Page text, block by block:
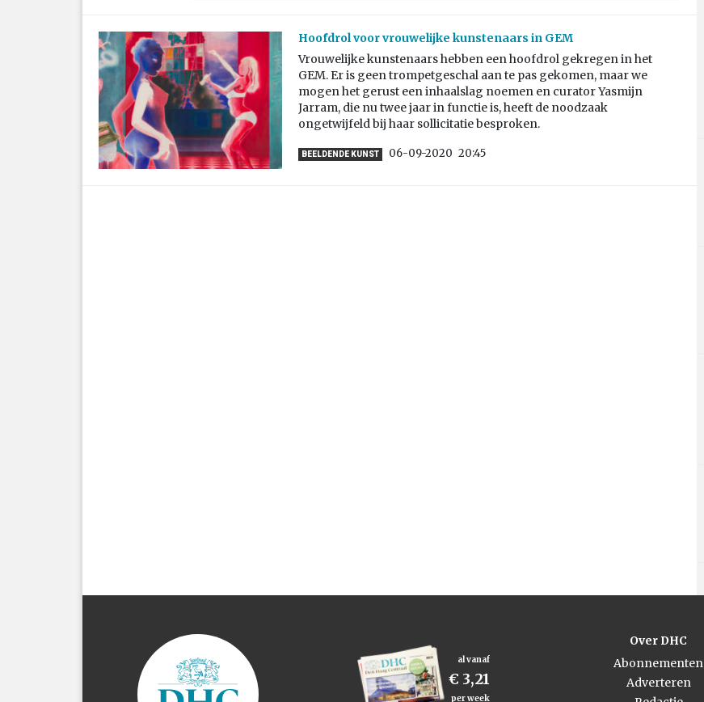
Hoofdrol voor vrouwelijke kunstenaars in GEM
Vrouwelijke kunstenaars hebben een hoofdrol gekregen in het
GEM. Er is geen trompetgeschal aan te pas gekomen, maar we
mogen het gerust een inhaalslag noemen en curator Yasmijn
Jarram, die nu twee jaar in functie is, heeft de noodzaak
ongetwijfeld bij haar sollicitatie besproken.
BEELDENDE KUNST 06-09-2020 20:45
al vanaf
€ 3,21
per week
Over DHC
Abonnementen
Adverteren